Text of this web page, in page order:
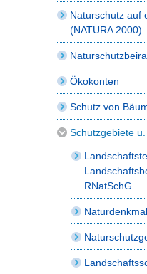
Naturschutz auf
(NATURA 2000)
Ökokonten
Schutz von
Schutzgebiete
RNatSchG